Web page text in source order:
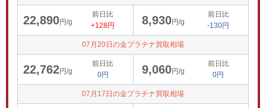
22,890円/g
前日比
+128円
8,930円/g
前日比
-130円
07月20日の金プラチナ買取相場
22,762円/g
前日比
0円
9,060円/g
前日比
0円
07月17日の金プラチナ買取相場